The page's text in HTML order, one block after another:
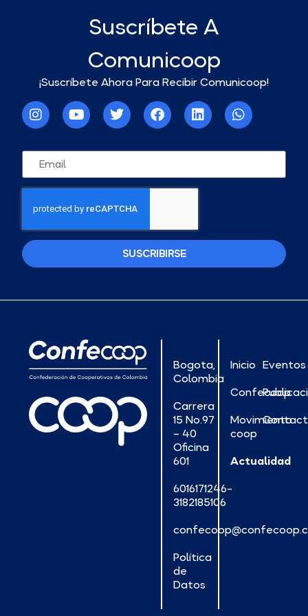
Suscríbete A
Comunicoop
¡Suscríbete Ahora Para Recibir Comunicoop!
SUSCRIBIRSE
Bogota,
Colombia
Carrera
15 No.97
– 40
Oficina
601
6016171246-
3182185106
Política
de
Datos
Inicio
Confecoop
Movimiento
coop
Actualidad
Eventos